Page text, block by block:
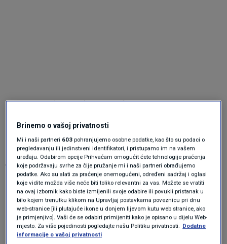
#Earthquake(#potres) possibly felt 46 sec ago in
https://t.co/QMSpuj6Z2H
https://t.co/AXvOM7I4Th
https://t.co/wPtMW5ND1t
⚠ Automatic crowdsourced detection, not seismically
verified yet. More info soon!pic.twitter.com/gzmwKf6Cru
Brinemo o vašoj privatnosti
Mi i naši partneri 603 pohranjujemo osobne podatke, kao što su podaci o
pregledavanju ili jedinstveni identifikatori, i pristupamo im na vašem
uređaju. Odabirom opcije Prihvaćam omogućit ćete tehnologije praćenja
koje podržavaju svrhe za čije pružanje mi i naši partneri obrađujemo
podatke. Ako su alati za praćenje onemogućeni, određeni sadržaj i oglasi
koje vidite možda više neće biti toliko relevantni za vas. Možete se vratiti
na ovaj izbornik kako biste izmijenili svoje odabire ili povukli pristanak u
bilo kojem trenutku klikom na Upravljaj postavkama poveznicu pri dnu
web-stranice [ili plutajuće ikone u donjem lijevom kutu web stranice, ako
je primjenjivo]. Vaši će se odabiri primijeniti kako je opisano u dijelu Web-
mjesto. Za više pojedinosti pogledajte našu Politiku privatnosti. Dodatne
informacije o vašoj privatnosti